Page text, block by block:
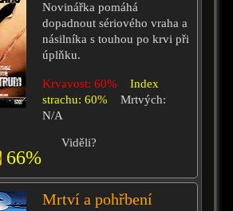
Novinářka pomáhá
dopadnout sériového vraha a
násilníka s touhou po krvi při
úplňku.
Krvavost: 60%
Index
strachu: 60%
Mrtvých:
N/A
66%
Viděli?
Mrtví a pohřbení